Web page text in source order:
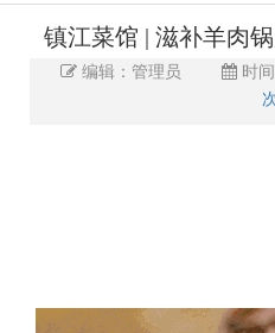
镇江菜馆 | 滋补羊肉
编辑：管理员 时